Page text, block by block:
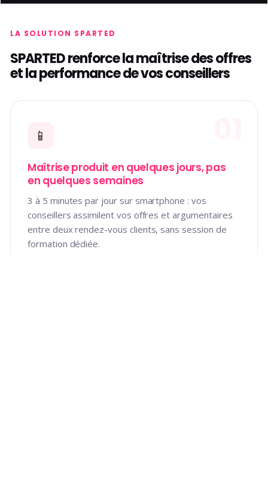
LA SOLUTION SPARTED
SPARTED renforce la maîtrise des offres
et la performance de vos conseillers
📱
Maîtrise produit en quelques jours, pas
en quelques semaines
3 à 5 minutes par jour sur smartphone : vos
conseillers assimilent vos offres et argumentaires
entre deux rendez-vous clients, sans session de
formation dédiée.